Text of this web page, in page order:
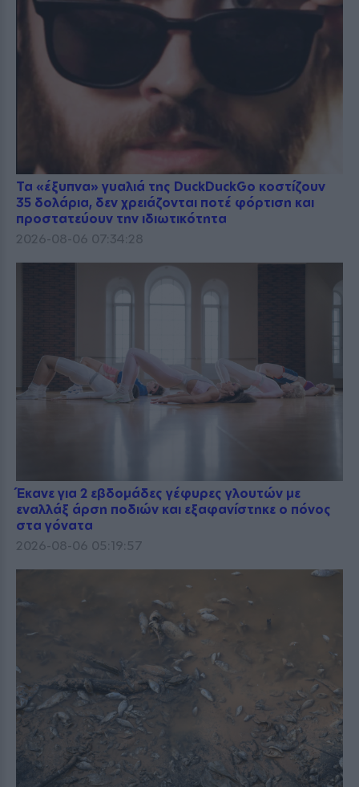
Τα «έξυπνα» γυαλιά της DuckDuckGo κοστίζουν
35 δολάρια, δεν χρειάζονται ποτέ φόρτιση και
προστατεύουν την ιδιωτικότητα
2026-08-06 07:34:28
Έκανε για 2 εβδομάδες γέφυρες γλουτών με
εναλλάξ άρση ποδιών και εξαφανίστηκε ο πόνος
στα γόνατα
2026-08-06 05:19:57